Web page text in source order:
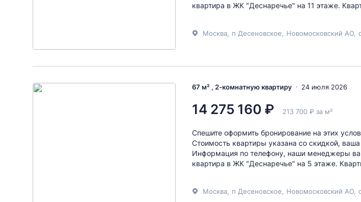
квартира в ЖК "Деснаречье" на 11 этаже.
Москва п Десеновское Новомосковский АО
67 м² , 2-комнатную квартиру 24 июля 2026
14 275 160 ₽ 213 700 ₽ за м²
Спешите оформить бронирование на этих
Стоимость квартиры указана со скидкой,
Информация по телефону, наши менеджеры
квартира в ЖК "Деснаречье" на 5 этаже.
Москва п Десеновское Новомосковский АО